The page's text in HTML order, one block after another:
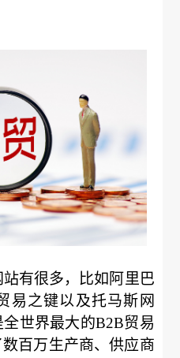
有很多，比如阿里巴
易之键以及托马斯网
世界最大的B2B贸易
百万生产商、供应商